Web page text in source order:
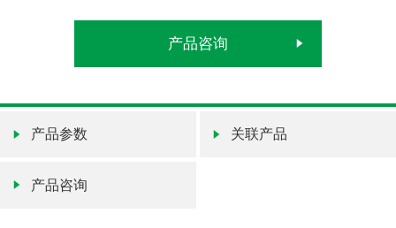
产品咨询
产品参数 关联产品
产品咨询